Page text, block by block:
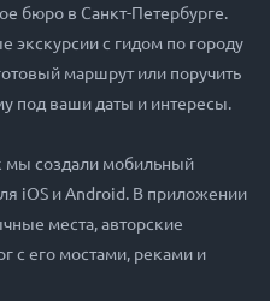
бюро в Санкт-Петербурге.
экскурсии с гидом по городу
маршрут или поручить
под ваши даты и интересы.
мы создали мобильный
iOS и Android. В приложении
места, авторские
с его мостами, реками и